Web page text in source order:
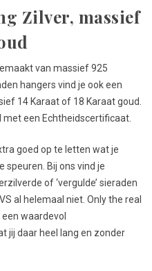
Zilver, massief
van massief 925
hangers vind je ook een
14 Karaat of 18 Karaat goud.
een Echtheidscertificaat.
goed op te letten wat je
speuren. Bij ons vind je
of ‘vergulde’ sieraden
al helemaal niet. Only the real
waardevol
jij daar heel lang en zonder